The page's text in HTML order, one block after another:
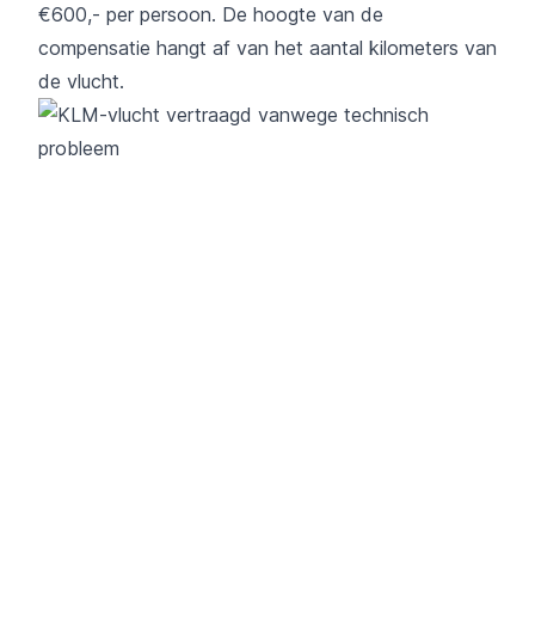
€600,- per persoon. De hoogte van de
compensatie hangt af van het aantal kilometers van
de vlucht.